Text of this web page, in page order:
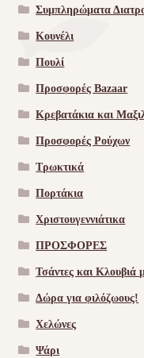
Συμπληρώματα
Κουνέλι
Πουλί
Προσφορές Bazaar
Κρεβατάκια και
Προσφορές Ρούχων
Τρωκτικά
Πορτάκια
Χριστουγεννιάτικα
ΠΡΟΣΦΟΡΕΣ
Τσάντες και Κλουβιά
Δώρα για φιλόζωους!
Χελώνες
Ψάρι